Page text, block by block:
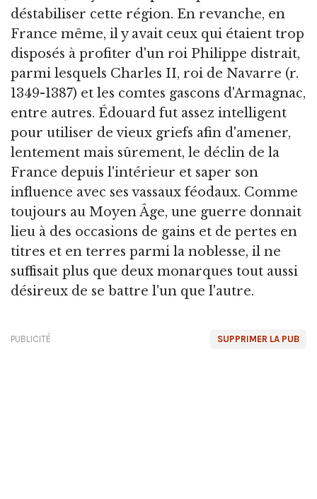
déstabiliser cette région. En revanche, en
France même, il y avait ceux qui étaient trop
disposés à profiter d'un roi Philippe distrait,
parmi lesquels Charles II, roi de Navarre (r.
1349-1387) et les comtes gascons d'Armagnac,
entre autres. Édouard fut assez intelligent
pour utiliser de vieux griefs afin d'amener,
lentement mais sûrement, le déclin de la
France depuis l'intérieur et saper son
influence avec ses vassaux féodaux. Comme
toujours au Moyen Âge, une guerre donnait
lieu à des occasions de gains et de pertes en
titres et en terres parmi la noblesse, il ne
suffisait plus que deux monarques tout aussi
désireux de se battre l'un que l'autre.
SUPPRIMER LA PUB
PUBLICITÉ